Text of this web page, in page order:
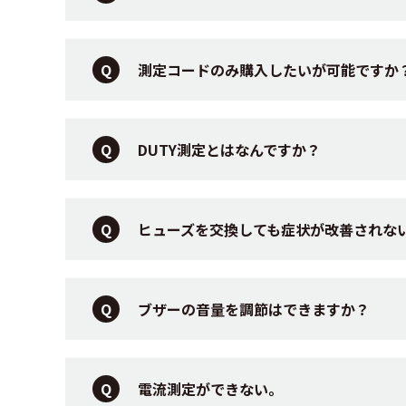
測定コードのみ購入したいが可能ですか
DUTY測定とはなんですか？
ヒューズを交換しても症状が改善されな
ブザーの音量を調節はできますか？
電流測定ができない。